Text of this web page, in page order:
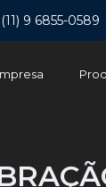
(11) 9 6855-0589